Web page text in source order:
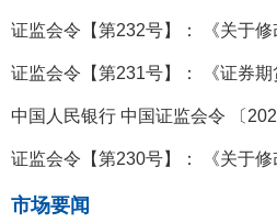
中国人民银行 中国证监会令 〔
市场要闻